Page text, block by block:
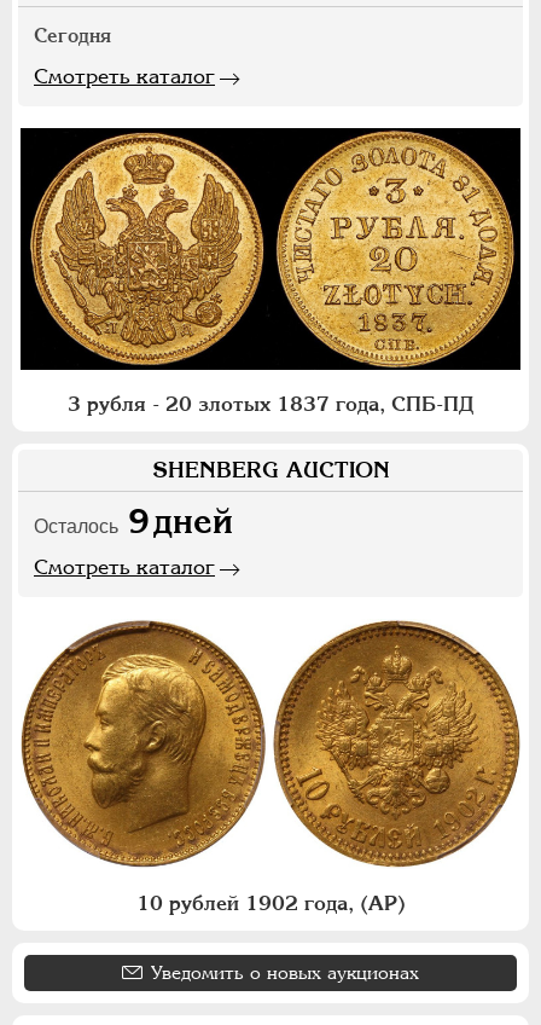
Сегодня
Смотреть каталог
3 рубля - 20 злотых 1837 года, СПБ-ПД
SHENBERG AUCTION
Осталось 9дней
Смотреть каталог
10 рублей 1902 года, (АР)
Уведомить о новых аукционах